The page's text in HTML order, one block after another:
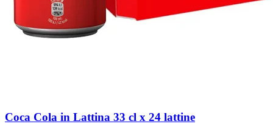
Coca Cola in Lattina 33 cl x 24 lattine